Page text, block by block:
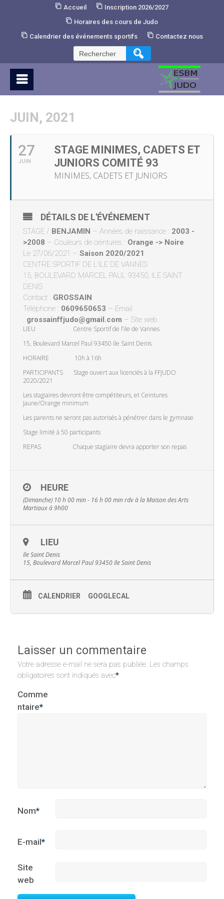
Accueil
Inscription 2026/2027
Horaires des cours de Judo
Calendrier des événements sportifs
Contactez nous
Rechercher :
JUIN, 2021
27
JUIN
STAGE MINIMES, CADETS ET
JUNIORS COMITÉ 93
MINIMES, CADETS ET JUNIORS
DÉTAILS DE L'ÉVÉNEMENT
STAGE / BENJAMIN – Années de naissance : 2003 -
>2008 – Couleurs de ceintures : Orange -> Noire
Le 27/06/2021 – Saison 2020/2021
CENTRE SPORTIF DE L’ILE DE VANNES
15, BOULEVARD MARCEL PAUL 93450, ILE SAINT
DENIS
Contact : GROSSAIN
Téléphone : 0609650653 – Email
: grossainffjudo@gmail.com – Site web :
LIEU Centre Sportif de l’ile de Vannes
15, Boulevard Marcel Paul 93450 Ile Saint Denis
HORAIRE 10h à 16h
PARTICIPANTS Stage ouvert aux licenciés à la FFJUDO
2020/2021
Les stagiaires devront être compétiteurs, et Ceintures
Jaune/Orange minimum
Les parents ne seront pas autorisés à pénétrer dans le gymnase
Stage limité à 50 participants
REPAS Chaque stagiaire devra apporter son repas
HEURE
(Dimanche) 10 h 00 min - 16 h 00 minrdv à la Maison des Arts
Martiaux à 9h00
LIEU
Ile Saint Denis
15, Boulevard Marcel Paul 93450 Ile Saint Denis
CALENDRIER GOOGLECAL
Laisser un commentaire
Votre adresse e-mail ne sera pas publiée. Les champs
obligatoires sont indiqués avec*
Comme
ntaire*
Nom*
E-mail*
Site
web